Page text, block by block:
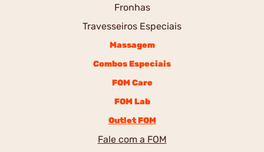
Fronhas
Travesseiros Especiais
Massagem
Combos Especiais
FOM Care
FOM Lab
Outlet FOM
Fale com a FOM